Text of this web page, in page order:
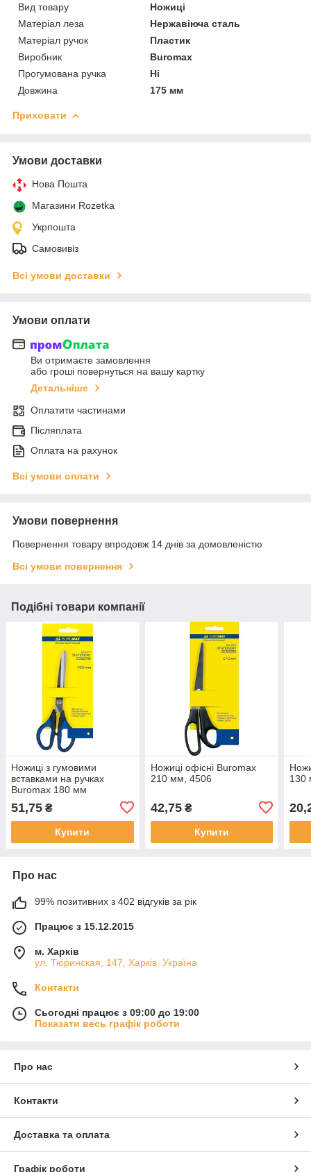
Вид товару
Ножиці
Матеріал леза
Нержавіюча сталь
Матеріал ручок
Пластик
Виробник
Buromax
Прогумована ручка
Ні
Довжина
175 мм
Приховати
Умови доставки
Нова Пошта
Магазини Rozetka
Укрпошта
Самовивіз
Всі умови доставки
Умови оплати
Ви отримаєте замовлення
або гроші повернуться на вашу картку
Детальніше
Оплатити частинами
Післяплата
Оплата на рахунок
Всі умови оплати
Умови повернення
Повернення товару впродовж 14 днів за домовленістю
Всі умови повернення
Подібні товари компанії
Ножиці з гумовими
вставками на ручках
Buromax 180 мм
51,75 ₴
Купити
Ножиці офісні Buromax
210 мм, 4506
42,75₴
Купити
130
Про нас
99% позитивних з 402 відгуків за рік
Працює з 15.12.2015
м. Харків
ул. Тюринская, 147, Харків, Україна
Контакти
Сьогодні працює з 09:00 до 19:00
Показати весь графік роботи
Про нас
Контакти
Доставка та оплата
Графік роботи